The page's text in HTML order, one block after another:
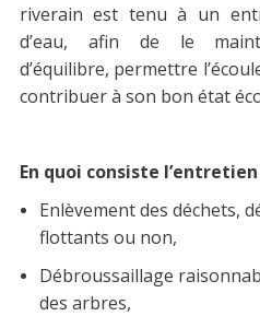
riverain est tenu à un
d’eau, afin de le
d’équilibre, permettre
contribuer à son bon état
En quoi consiste
Enlèvement des déchets,
flottants ou non,
Débroussaillage
des arbres,